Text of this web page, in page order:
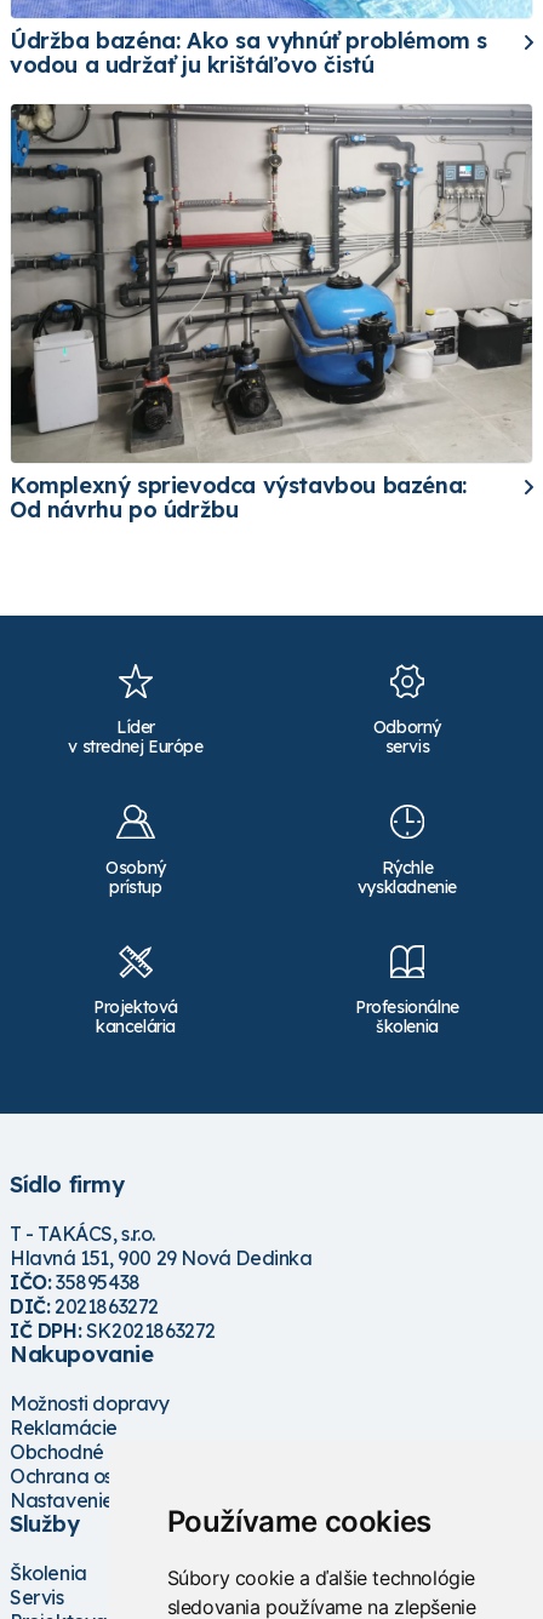
Používame cookies
Súbory cookie a ďalšie technológie
sledovania používame na zlepšenie
Údržba bazéna: Ako sa vyhnúť problémom s
vodou a udržať ju krištáľovo čistú
Komplexný sprievodca výstavbou bazéna:
Od návrhu po údržbu
Líder
v strednej Európe
Odborný
servis
Osobný
prístup
Rýchle
vyskladnenie
Projektová
kancelária
Profesionálne
školenia
Sídlo firmy
T - TAKÁCS, s.r.o.
Hlavná 151, 900 29 Nová Dedinka
IČO:35895438
DIČ:2021863272
IČ DPH:SK2021863272
Nakupovanie
Možnosti dopravy
Reklamácie
Obchodné podmienky
Ochrana osobných údajov
Nastavenie cookies
Služby
Školenia
Servis